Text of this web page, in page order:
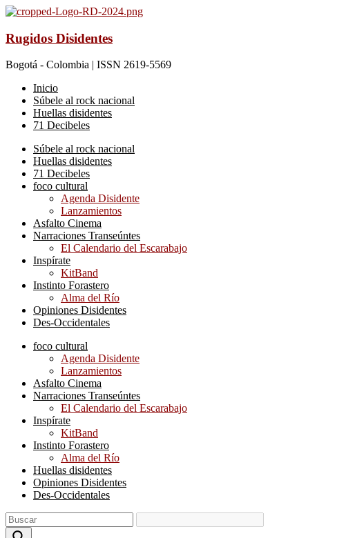
Rugidos Disidentes
Bogotá - Colombia | ISSN 2619-5569
Inicio
Súbele al rock nacional
Huellas disidentes
71 Decibeles
Súbele al rock nacional
Huellas disidentes
71 Decibeles
foco cultural
Agenda Disidente
Lanzamientos
Asfalto Cinema
Narraciones Transeúntes
El Calendario del Escarabajo
Inspírate
KitBand
Instinto Forastero
Alma del Río
Opiniones Disidentes
Des-Occidentales
foco cultural
Agenda Disidente
Lanzamientos
Asfalto Cinema
Narraciones Transeúntes
El Calendario del Escarabajo
Inspírate
KitBand
Instinto Forastero
Alma del Río
Huellas disidentes
Opiniones Disidentes
Des-Occidentales